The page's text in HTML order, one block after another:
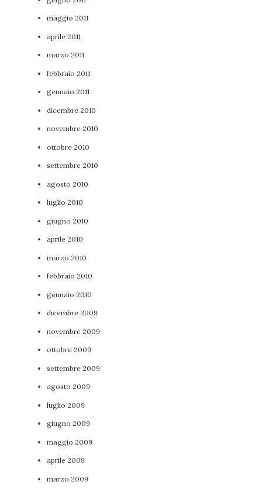
maggio 2011
aprile 2011
marzo 2011
febbraio 2011
gennaio 2011
dicembre 2010
novembre 2010
ottobre 2010
settembre 2010
agosto 2010
luglio 2010
giugno 2010
aprile 2010
marzo 2010
febbraio 2010
gennaio 2010
dicembre 2009
novembre 2009
ottobre 2009
settembre 2009
agosto 2009
luglio 2009
giugno 2009
maggio 2009
aprile 2009
marzo 2009